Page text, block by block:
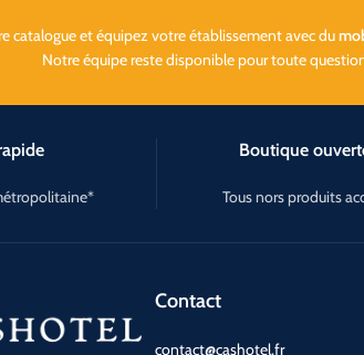
catalogue et équipez votre établissement avec du
Notre équipe reste disponible pour toute
Boutique
Tous nors produits
Contact
contact@cashotel.fr